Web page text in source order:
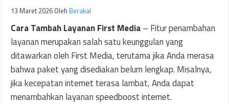
13 Maret 2026 Oleh Berakal
Cara Tambah Layanan First Media– Fitur penambahan
layanan merupakan salah satu keunggulan yang
ditawarkan oleh First Media, terutama jika Anda merasa
bahwa paket yang disediakan belum lengkap. Misalnya,
jika kecepatan internet terasa lambat, Anda dapat
menambahkan layanan speedboost internet.